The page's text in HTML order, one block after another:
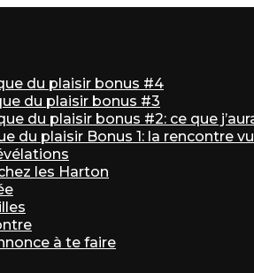
du plaisir bonus #4
du plaisir bonus #3
du plaisir bonus #2: ce que
du plaisir Bonus 1: la rencontre
les Harton
à te faire